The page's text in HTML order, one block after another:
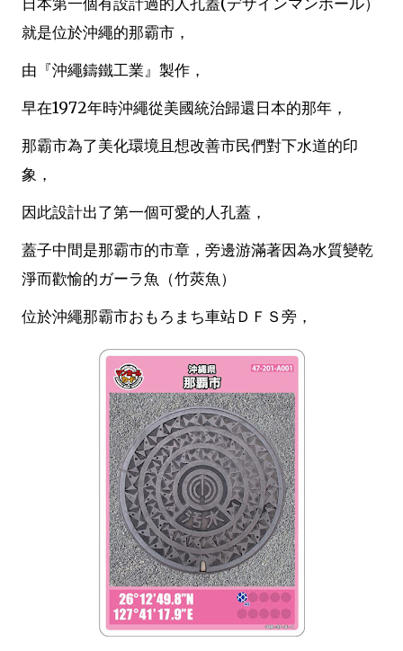
就是位於沖繩的那霸市，
由『沖繩鑄鐵工業』製作，
早在1972年時沖繩從美國統治歸還日本的那年，
那霸市為了美化環境且想改善市民們對下水道的印
象，
因此設計出了第一個可愛的人孔蓋，
蓋子中間是那霸市的市章，旁邊游滿著因為水質變乾
淨而歡愉的ガーラ魚（竹莢魚）
位於沖繩那霸市おもろまち車站ＤＦＳ旁，